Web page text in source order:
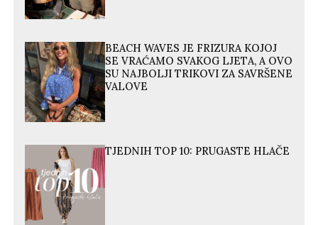
BEACH WAVES JE FRIZURA KOJOJ
SE VRAĆAMO SVAKOG LJETA, A OVO
SU NAJBOLJI TRIKOVI ZA SAVRŠENE
VALOVE
TJEDNIH TOP 10: PRUGASTE HLAČE